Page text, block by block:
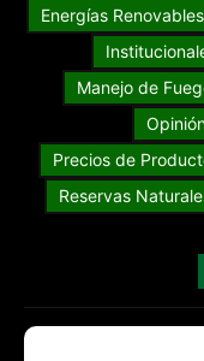
Energías Renovables
Manejo de
Precios de
Reservas